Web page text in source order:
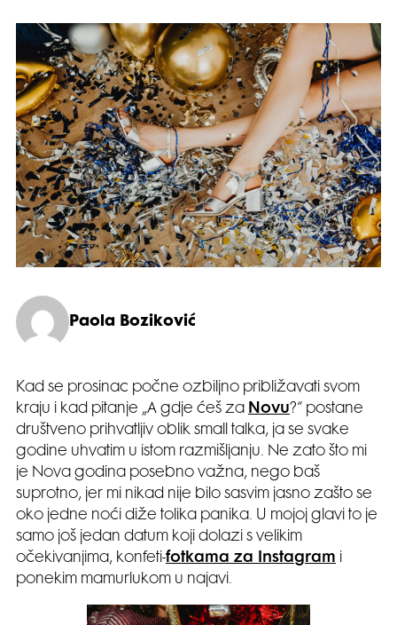
Paola Boziković
Kad se prosinac počne ozbiljno približavati svom
kraju i kad pitanje „A gdje ćeš za Novu?“ postane
društveno prihvatljiv oblik small talka, ja se svake
godine uhvatim u istom razmišljanju. Ne zato što mi
je Nova godina posebno važna, nego baš
suprotno, jer mi nikad nije bilo sasvim jasno zašto se
oko jedne noći diže tolika panika. U mojoj glavi to je
samo još jedan datum koji dolazi s velikim
očekivanjima, konfeti-fotkama za Instagram
ponekim mamurlukom u najavi.